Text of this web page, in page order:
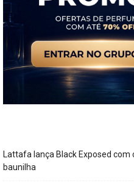
Lattafa lança Black Exposed com
baunilha